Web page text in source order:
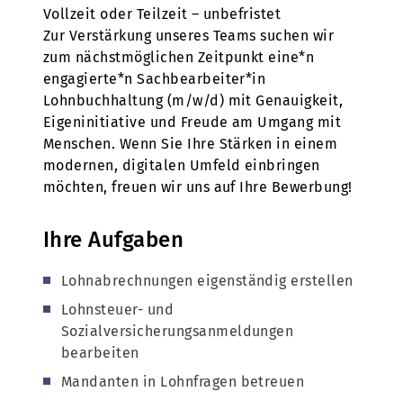
Vollzeit oder Teilzeit – unbefristet
Zur Verstärkung unseres Teams suchen wir
zum nächstmöglichen Zeitpunkt eine*n
engagierte*n Sachbearbeiter*in
Lohnbuchhaltung (m/w/d) mit Genauigkeit,
Eigeninitiative und Freude am Umgang mit
Menschen. Wenn Sie Ihre Stärken in einem
modernen, digitalen Umfeld einbringen
möchten, freuen wir uns auf Ihre Bewerbung!
Ihre Aufgaben
Lohnabrechnungen eigenständig erstellen
Lohnsteuer- und
Sozialversicherungsanmeldungen
bearbeiten
Mandanten in Lohnfragen betreuen